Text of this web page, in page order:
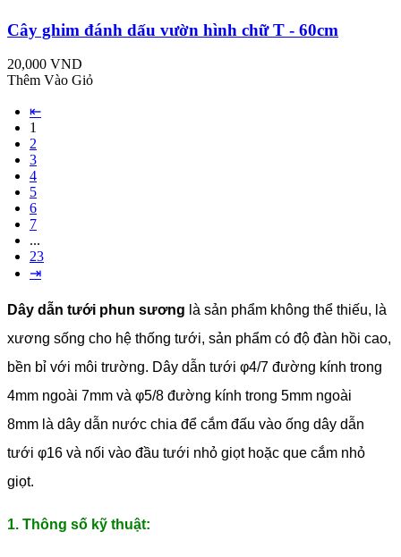
Cây ghim đánh dấu vườn hình chữ T - 60cm
20,000 VND
Thêm Vào Giỏ
⇤
1
2
3
4
5
6
7
...
23
⇥
Dây dẫn tưới phun sương là sản phẩm không thể thiếu, là
xương sống cho hệ thống tưới, sản phẩm có độ đàn hồi cao,
bền bỉ với môi trường. Dây dẫn tưới φ4/7 đường kính trong
4mm ngoài 7mm và φ5/8 đường kính trong 5mm ngoài
8mm là dây dẫn nước chia để cắm đấu vào ống dây dẫn
tưới φ16 và nối vào đầu tưới nhỏ giọt hoặc que cắm nhỏ
giọt.
1. Thông số kỹ thuật: